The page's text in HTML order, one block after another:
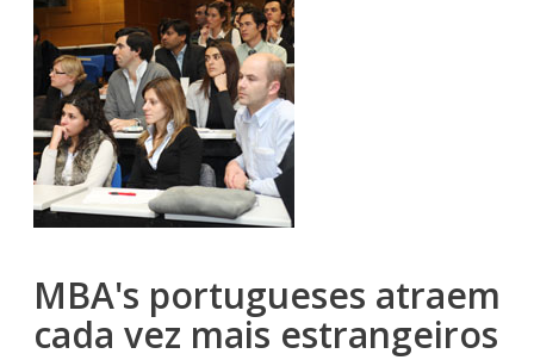
MBA's portugueses atraem
cada vez mais estrangeiros